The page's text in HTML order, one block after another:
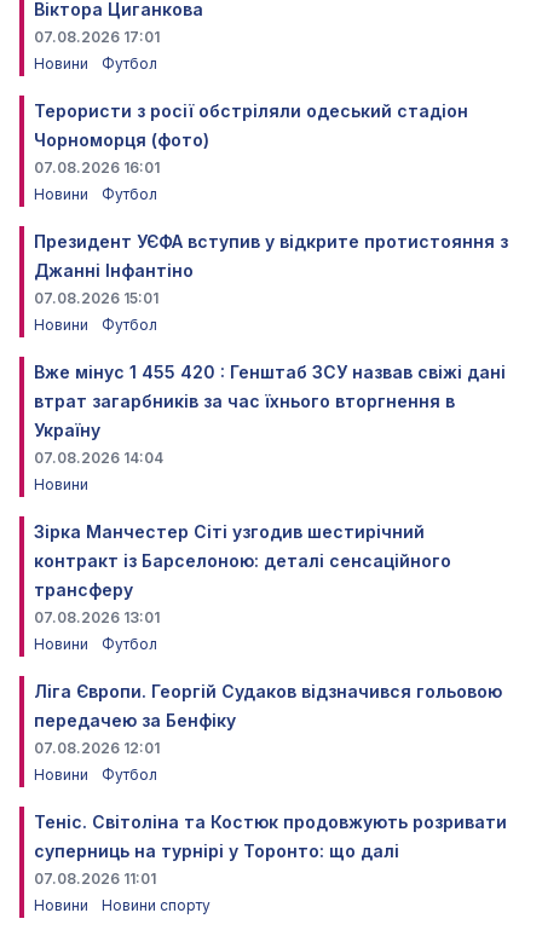
Віктора Циганкова
07.08.2026 17:01
Новини
Футбол
Терористи з росії обстріляли одеський стадіон
Чорноморця (фото)
07.08.2026 16:01
Новини
Футбол
Президент УЄФА вступив у відкрите протистояння з
Джанні Інфантіно
07.08.2026 15:01
Новини
Футбол
Вже мінус 1 455 420 : Генштаб ЗСУ назвав свіжі дані
втрат загарбників за час їхнього вторгнення в
Україну
07.08.2026 14:04
Новини
Зірка Манчестер Сіті узгодив шестирічний
контракт із Барселоною: деталі сенсаційного
трансферу
07.08.2026 13:01
Новини
Футбол
Ліга Європи. Георгій Судаков відзначився гольовою
передачею за Бенфіку
07.08.2026 12:01
Новини
Футбол
Теніс. Світоліна та Костюк продовжують розривати
суперниць на турнірі у Торонто: що далі
07.08.2026 11:01
Новини
Новини спорту